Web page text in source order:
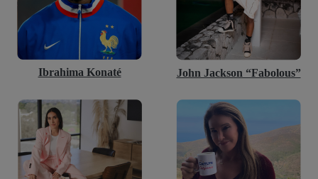
Ibrahima Konaté John Jackson “Fabolous”